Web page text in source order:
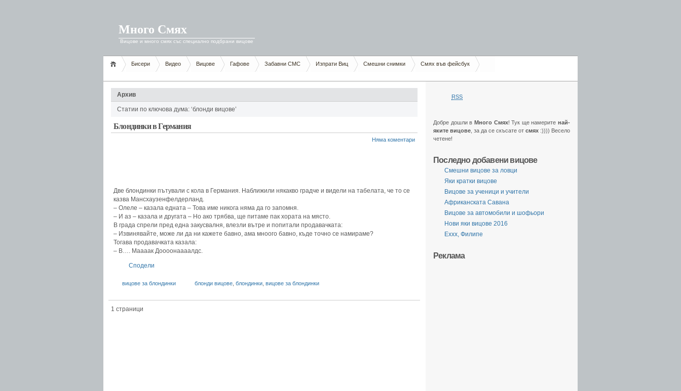
Много Смях
Вицове и много смях със специално подбрани вицове
Бисери Видео Вицове Гафове Забавни СМС Изпрати Виц Смешни снимки Смях във фейсбук
Архив
Статии по ключова дума: ‘блонди вицове’
Блондинки в Германия
Няма коментари
Две блондинки пътували с кола в Германия. Наближили някакво градче и видели на табелата, че то се
казва Мансхаузенфелдерланд.
– Олеле – казала едната – Това име никога няма да го запомня.
– И аз – казала и другата – Но ако трябва, ще питаме пак хората на място.
В града спрели пред една закусвалня, влезли вътре и попитали продавачката:
– Извинявайте, може ли да ни кажете бавно, ама мноого бавно, къде точно се намираме?
Тогава продавачката казала:
– В…. Маааак Доооонаааалдс.
Сподели
вицове за блондинки блонди вицове блондинки вицове за блондинки
1 страници
RSS
Добре дошли в Много Смях! Тук ще намерите най-
яките вицове , за да се скъсате от смях :)))) Весело
четене!
Последно добавени вицове
Смешни вицове за ловци
Яки кратки вицове
Вицове за ученици и учители
Африканската Савана
Вицове за автомобили и шофьори
Нови яки вицове 2016
Еххх, Филипе
Реклама